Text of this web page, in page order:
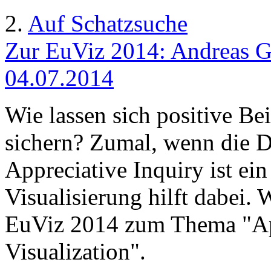
2. Auf Schatzsuche
Zur EuViz 2014: Andreas
04.07.2014
Wie lassen sich positive
sichern? Zumal, wenn die
Appreciative Inquiry ist
Visualisierung hilft dabei.
EuViz 2014 zum Thema
Visualization".